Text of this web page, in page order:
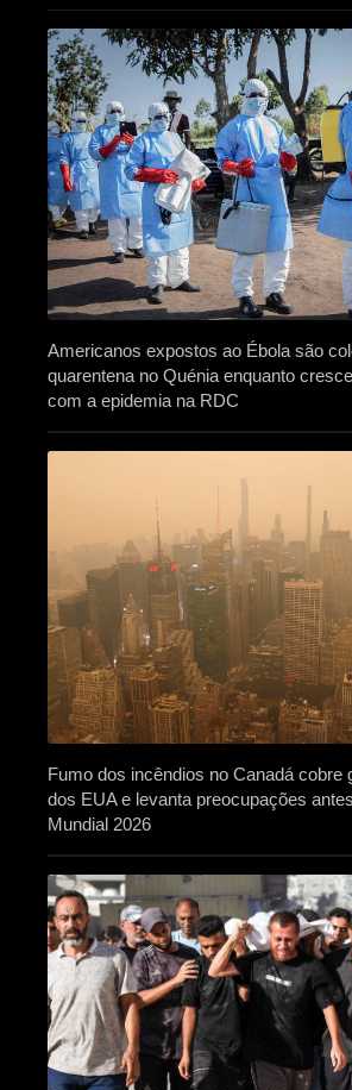
Americanos expostos ao Ébola são
quarentena no Quénia enquanto
com a epidemia na RDC
Fumo dos incêndios no Canadá cobre
dos EUA e levanta preocupações
Mundial 2026